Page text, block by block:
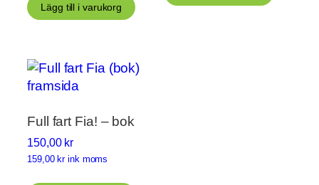
Lägg till i varukorg
Full fart Fia! – bok
150,00 kr
159,00 krink moms